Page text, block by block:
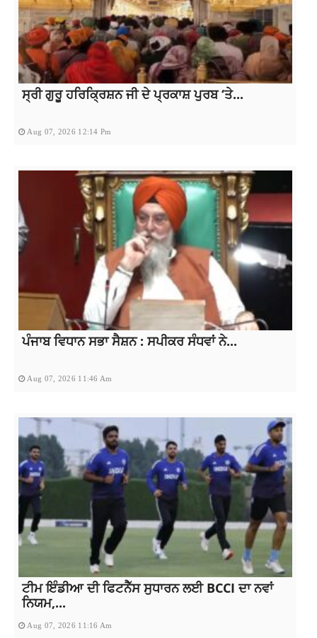
ਸ੍ਰੀ ਗੁਰੂ ਹਰਿਕ੍ਰਿਸ਼ਨ ਜੀ ਦੇ ਪ੍ਰਕਾਸ਼ ਪੁਰਬ ‘ਤੇ...
Aug 07, 2026 12:14 Pm
ਪੰਜਾਬ ਵਿਧਾਨ ਸਭਾ ਸੈਸ਼ਨ : ਸਪੀਕਰ ਸੰਧਵਾਂ ਨੇ...
Aug 07, 2026 11:46 Am
ਟੀਮ ਇੰਡੀਆ ਦੀ ਫਿਟਨੈੱਸ ਸੁਧਾਰਨ ਲਈ BCCI ਦਾ ਨਵਾਂ
ਨਿਯਮ,...
Aug 07, 2026 11:16 Am